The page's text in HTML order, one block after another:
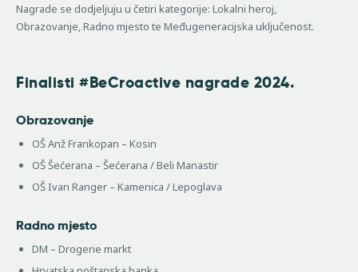
Nagrade se dodjeljuju u četiri kategorije: Lokalni heroj,
Obrazovanje, Radno mjesto te Međugeneracijska uključenost.
Finalisti #BeCroactive nagrade 2024.
Obrazovanje
OŠ Anž Frankopan – Kosin
OŠ Šećerana – Šećerana / Beli Manastir
OŠ Ivan Ranger – Kamenica / Lepoglava
Radno mjesto
DM – Drogerie markt